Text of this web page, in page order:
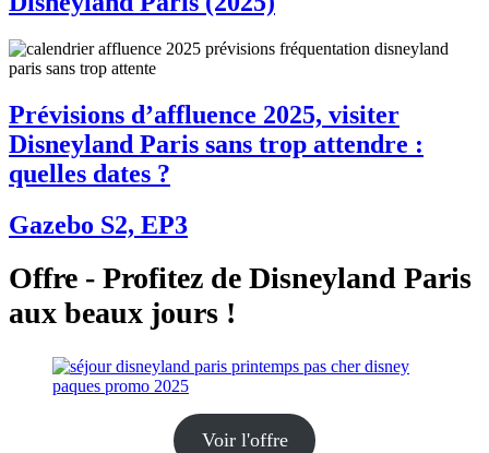
Prévisions d’affluence 2025, visiter
Disneyland Paris sans trop attendre :
quelles dates ?
Gazebo S2, EP3
Offre - Profitez de Disneyland Paris
aux beaux jours !
Voir l'offre